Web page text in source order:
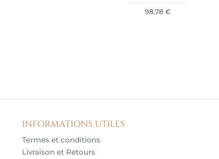
98.78 €
INFORMATIONS UTILES
Termes et conditions
Livraison et Retours